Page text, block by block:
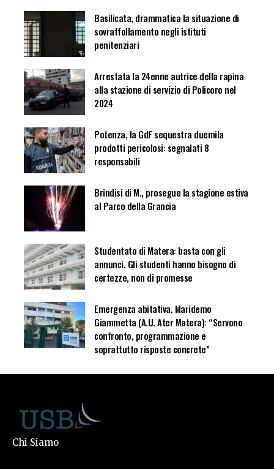
Basilicata, drammatica la situazione di
sovraffollamento negli istituti
penitenziari
Arrestata la 24enne autrice della rapina
alla stazione di servizio di Policoro nel
2024
Potenza, la GdF sequestra duemila
prodotti pericolosi: segnalati 8
responsabili
Brindisi di M., prosegue la stagione estiva
al Parco della Grancia
Studentato di Matera: basta con gli
annunci. Gli studenti hanno bisogno di
certezze, non di promesse
Emergenza abitativa. Maridemo
Giammetta (A.U. Ater Matera): “Servono
confronto, programmazione e
soprattutto risposte concrete”
Chi Siamo